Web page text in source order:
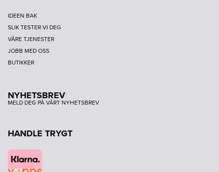
IDEEN BAK
SLIK TESTER VI DEG
VÅRE TJENESTER
JOBB MED OSS
BUTIKKER
NYHETSBREV
MELD DEG PÅ VÅRT NYHETSBREV
HANDLE TRYGT